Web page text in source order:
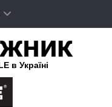
в Україні